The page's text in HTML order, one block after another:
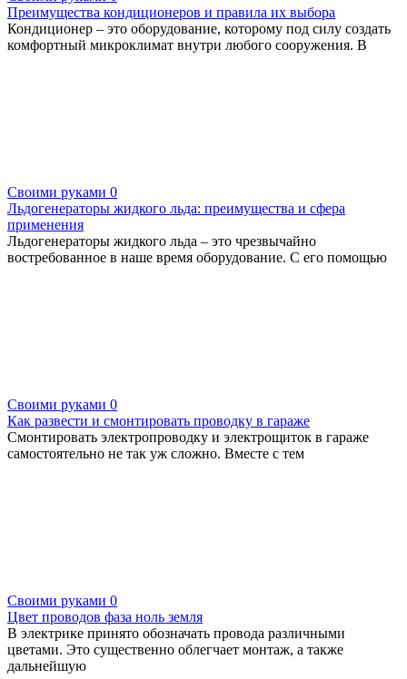
Преимущества кондиционеров и правила их выбора
Кондиционер – это оборудование, которому под силу создать
комфортный микроклимат внутри любого сооружения. В
Своими руками 0
Льдогенераторы жидкого льда: преимущества и сфера
применения
Льдогенераторы жидкого льда – это чрезвычайно
востребованное в наше время оборудование. С его помощью
Своими руками 0
Как развести и смонтировать проводку в гараже
Смонтировать электропроводку и электрощиток в гараже
самостоятельно не так уж сложно. Вместе с тем
Своими руками 0
Цвет проводов фaза ноль земля
В электрике принято обозначать провода различными
цветами. Это существенно облегчает монтаж, а также
дальнейшую